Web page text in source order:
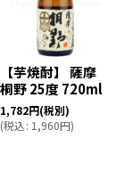
【芋焼酎】 薩摩
桐野 25度 720ml
1,782円(税別)
(税込: 1,960円)